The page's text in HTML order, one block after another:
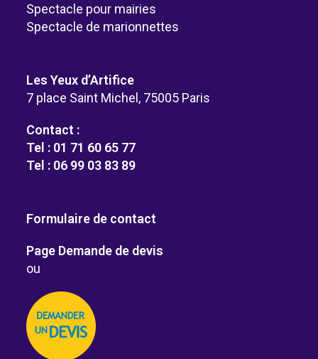
Spectacle pour mairies
Spectacle de marionnettes
Les Yeux d’Artifice
7 place Saint Michel, 75005 Paris
Contact :
Tel : 01 71 60 65 77
Tel : 06 99 03 83 89
Formulaire de contact
Page Demande de devis
ou